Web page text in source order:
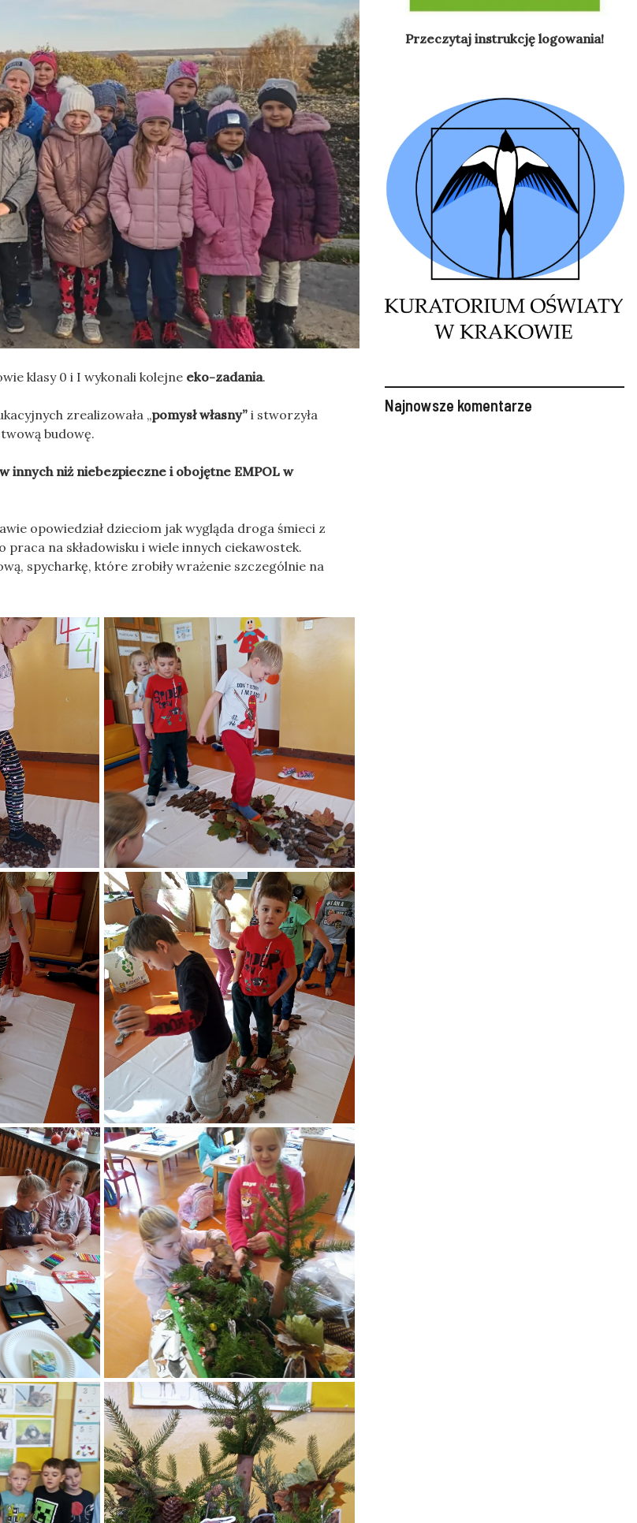
klasy 0 i I wykonali kolejne eko-zadania.
zrealizowała „pomysł własny” i stworzyła
budowę.
innych niż niebezpieczne i obojętne EMPOL w
opowiedział dzieciom jak wygląda droga śmieci z
na składowisku i wiele innych ciekawostek.
spycharkę, które zrobiły wrażenie szczególnie na
Przeczytaj instrukcję logowania!
Najnowsze komentarze